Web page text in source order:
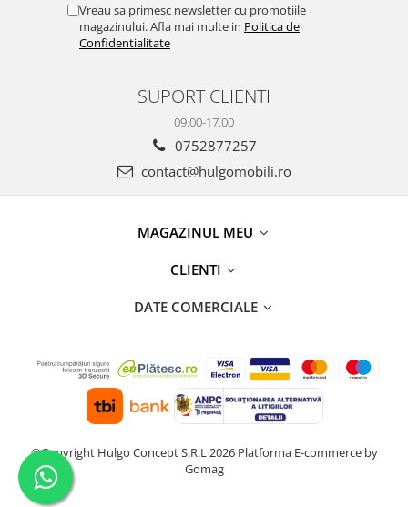
Vreau sa primesc newsletter cu promotiile
magazinului. Afla mai multe in Politica de
Confidentialitate
SUPORT CLIENTI
09.00-17.00
0752877257
contact@hulgomobili.ro
MAGAZINUL MEU
CLIENTI
DATE COMERCIALE
©Copyright Hulgo Concept S.R.L 2026 Platforma E-commerce by
Gomag